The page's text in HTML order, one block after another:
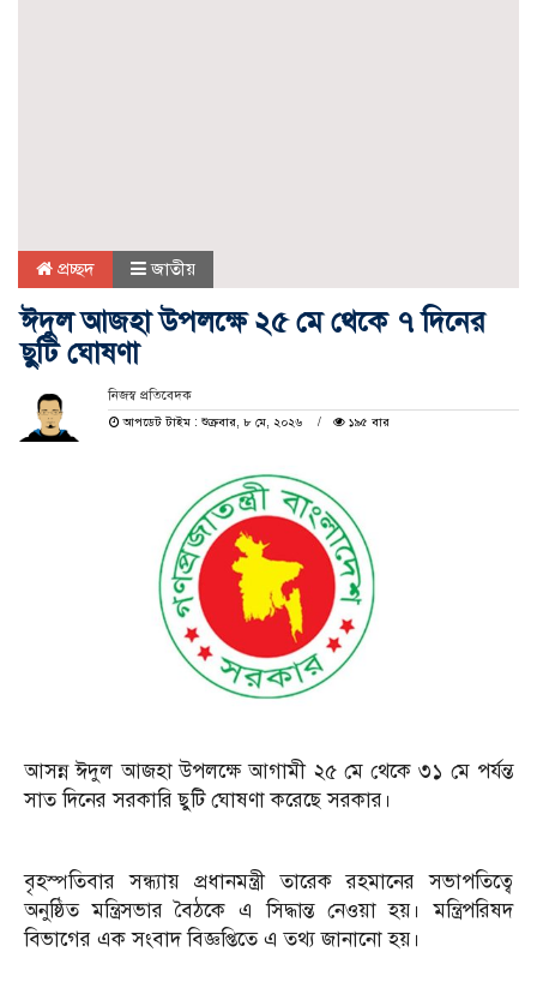
প্রচ্ছদ জাতীয়
ঈদুল আজহা উপলক্ষে ২৫ মে থেকে ৭ দিনের
ছুটি ঘোষণা
নিজস্ব প্রতিবেদক
আপডেট টাইম : শুক্রবার, ৮ মে, ২০২৬
১৯৫ বার
আসন্ন ঈদুল আজহা উপলক্ষে আগামী ২৫ মে থেকে ৩১ মে পর্যন্ত
সাত দিনের সরকারি ছুটি ঘোষণা করেছে সরকার।
বৃহস্পতিবার সন্ধ্যায় প্রধানমন্ত্রী তারেক রহমানের সভাপতিত্বে
অনুষ্ঠিত মন্ত্রিসভার বৈঠকে এ সিদ্ধান্ত নেওয়া হয়। মন্ত্রিপরিষদ
বিভাগের এক সংবাদ বিজ্ঞপ্তিতে এ তথ্য জানানো হয়।